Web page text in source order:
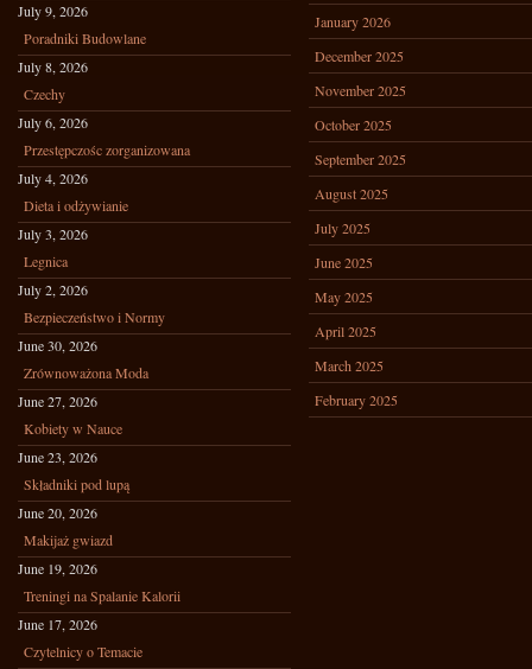
July 9, 2026
Poradniki Budowlane
July 8, 2026
Czechy
July 6, 2026
Przestępczośc zorganizowana
July 4, 2026
Dieta i odżywianie
July 3, 2026
Legnica
July 2, 2026
Bezpieczeństwo i Normy
June 30, 2026
Zrównoważona Moda
June 27, 2026
Kobiety w Nauce
June 23, 2026
Składniki pod lupą
June 20, 2026
Makijaż gwiazd
June 19, 2026
Treningi na Spalanie Kalorii
June 17, 2026
Czytelnicy o Temacie
January 2026
December 2025
November 2025
October 2025
September 2025
August 2025
July 2025
June 2025
May 2025
April 2025
March 2025
February 2025